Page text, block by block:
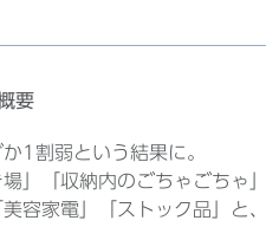
要
1割弱という結果に。
」「収納内のごちゃごちゃ
容家電」「ストック品」と